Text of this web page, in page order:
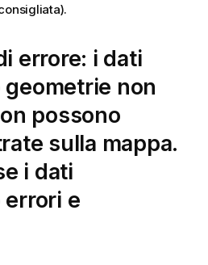
errore: i dati
non
possono
sulla mappa.
i dati
e